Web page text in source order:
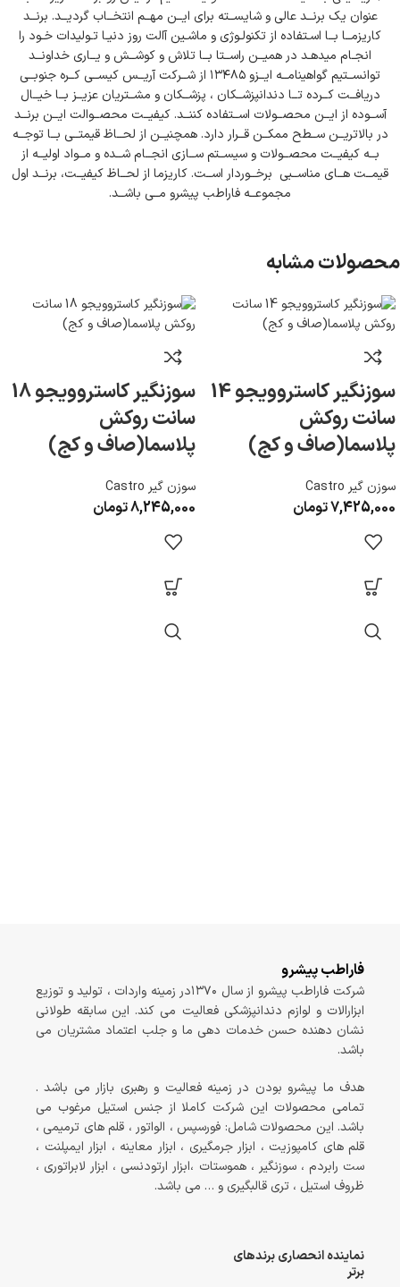
عنوان یک برنــد عالی و شایســته برای ایــن مهــم انتخــاب گردیــد. برنــد
کاریزمــا بــا اسـتفاده از تکنولـوژی و ماشـین آالت روز دنیـا تـولیدات خـود را
انجـام میدهـد در همیــن راســتا بــا تلاش و کوشــش و یــاری خداونــد
توانســتیم گواهینامــه ایــزو ۱۳۴۸۵ از شــرکت آریــس کیســی کــره جنوبــی
دریافــت کــرده تــا دندانپزشــکان ، پزشــکان و مشــتریان عزیــز بــا خیــال
آســوده از ایــن محصــولات اســتفاده کننــد. کیفیــت محصــوالت ایــن برنــد
در بالاتریــن ســطح ممکــن قــرار دارد. همچنیــن از لحــاظ قیمتــی بــا توجــه
بــه کیفیــت محصــولات و سیســتم ســازی انجــام شــده و مــواد اولیــه از
قیمــت هــای مناســبی برخــوردار اســت. کاریزما از لحــاظ کیفیــت، برنــد اول
مجموعــه فاراطب پیشرو مــی باشــد.
محصولات مشابه
سوزنگیر کاستروویجو 14
سانت روکش
پلاسما(صاف و کج)
سوزن گیر Castro
7,425,000تومان
سوزنگیر کاستروویجو 18
سانت روکش
پلاسما(صاف و کج)
سوزن گیر Castro
8,245,000تومان
فاراطب پیشرو
شرکت فاراطب پیشرو از سال ۱۳۷۰در زمینه واردات ، تولید و توزیع
ابزارالات و لوازم دندانپزشکی فعالیت می کند. این سابقه طولانی
نشان دهنده حسن خدمات دهی ما و جلب اعتماد مشتریان می
باشد.
هدف ما پیشرو بودن در زمینه فعالیت و رهبری بازار می باشد .
تمامی محصولات این شرکت کاملا از جنس استیل مرغوب می
باشد. این محصولات شامل: فورسپس ، الواتور ، قلم های ترمیمی ،
قلم های کامپوزیت ، ابزار جرمگیری ، ابزار معاینه ، ابزار ایمپلنت ،
ست رابردم ، سوزنگیر ، هموستات ،ابزار ارتودنسی ، ابزار لابراتوری ،
ظروف استیل ، تری قالبگیری و … می باشد.
نماینده انحصاری برندهای
برتر